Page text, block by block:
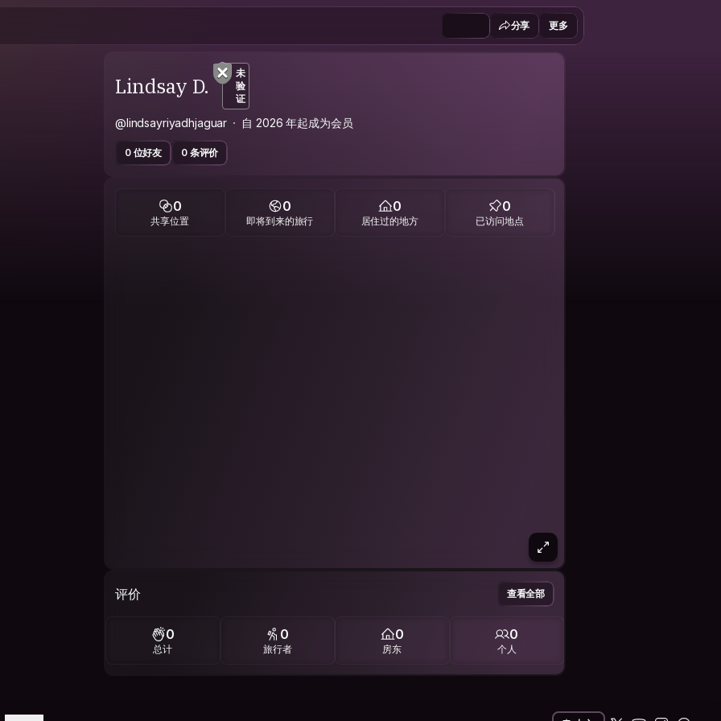
分享 更多
Lindsay D.
未
验
证
@lindsayriyadhjaguar 自 2026 年起成为会员
0 位好友 0 条评价
0
共享位置
0
即将到来的旅行
0
居住过的地方
0
已访问地点
评价 查看全部
0
总计
0
旅行者
0
房东
0
个人